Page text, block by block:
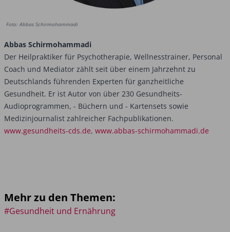
Foto: Abbas Schirmohammadi
Abbas Schirmohammadi
Der Heilpraktiker für Psychotherapie, Wellnesstrainer, Personal
Coach und Mediator zählt seit über einem Jahrzehnt zu
Deutschlands führenden Experten für ganzheitliche
Gesundheit. Er ist Autor von über 230 Gesundheits-
Audioprogrammen, - Büchern und - Kartensets sowie
Medizinjournalist zahlreicher Fachpublikationen.
www.gesundheits-cds.de, www.abbas-schirmohammadi.de
Mehr zu den Themen:
#Gesundheit und Ernährung